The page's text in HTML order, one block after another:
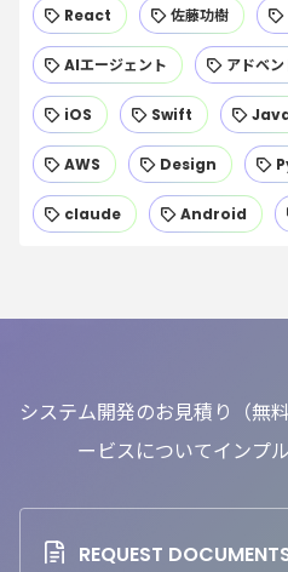
React 佐藤功樹
AIエージェント アドベ
iOS Swift
AWS Design
claude Android
システム開発のお見積り（無
ービスについてインプ